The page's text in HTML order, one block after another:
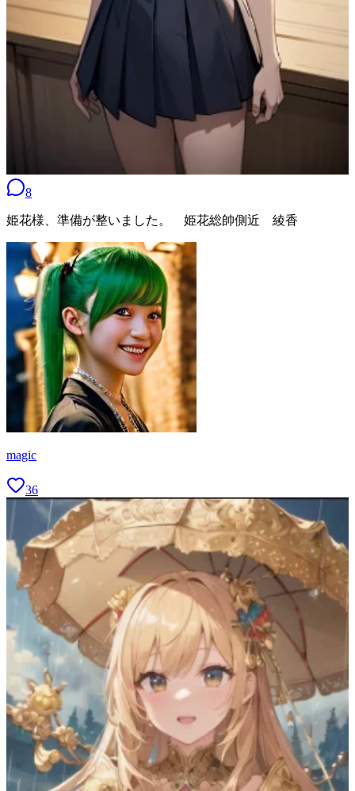
8
姫花様、準備が整いました。 姫花総帥側近 綾香
magic
36